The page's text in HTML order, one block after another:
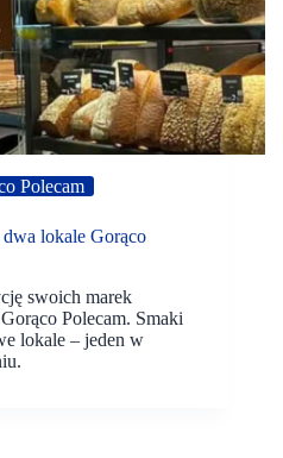
Polecam
lokale Gorąco
swoich marek
Polecam. Smaki
lokale – jeden w